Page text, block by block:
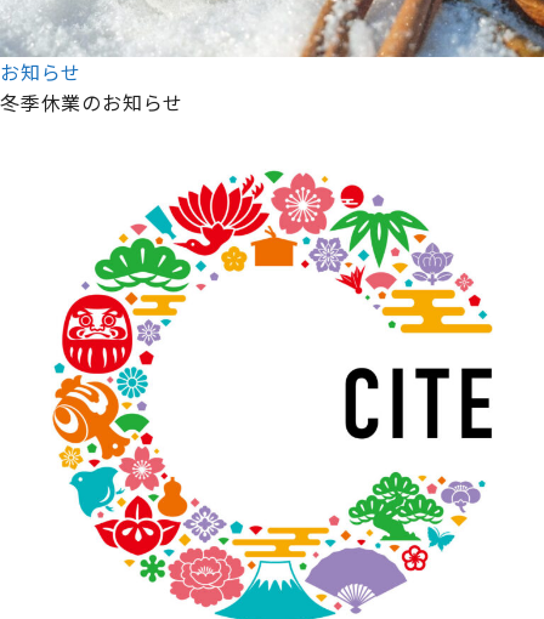
お知らせ
冬季休業のお知らせ